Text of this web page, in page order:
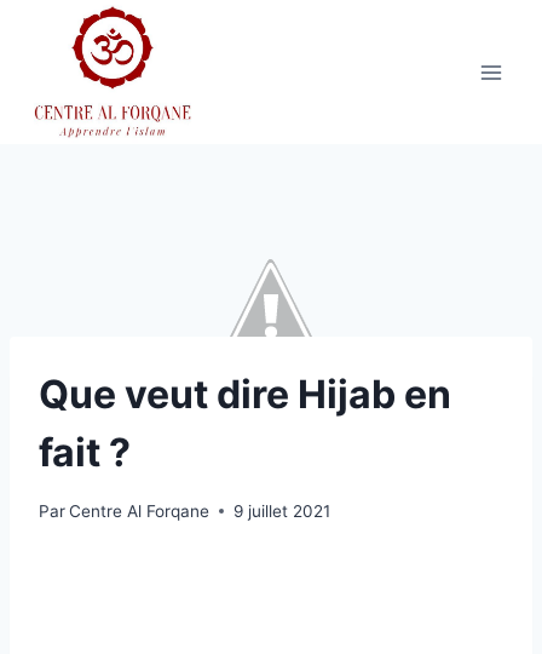
Que veut dire Hijab en
fait ?
ParCentre Al Forqane 9 juillet 2021